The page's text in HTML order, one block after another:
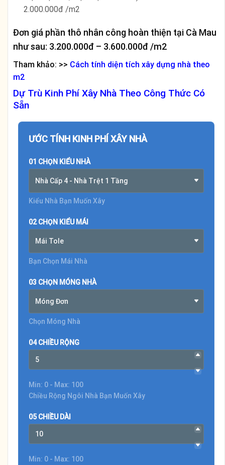
2.000.000đ /m2
Đơn giá phần thô nhân công hoàn thiện tại Cà Mau
như sau: 3.200.000đ – 3.600.000đ /m2
Tham khảo: >> Cách tính diện tích xây dựng nhà theo
m2
Dự Trù Kinh Phí Xây Nhà Theo Công Thức Có
Sẵn
ƯỚC TÍNH KINH PHÍ XÂY NHÀ
01 CHỌN KIỂU NHÀ
Nhà Cấp 4 - Nhà Trệt 1 Tầng
Kiểu Nhà Bạn Muốn Xây
02 CHỌN KIỂU MÁI
Mái Tole
Bạn Chọn Mái Nhà
03 CHỌN MÓNG NHÀ
Móng Đơn
Chọn Móng Nhà
04 CHIỀU RỘNG
Min: 0 - Max: 100
Chiều Rộng Ngôi Nhà Bạn Muốn Xây
05 CHIỀU DÀI
Min: 0 - Max: 100